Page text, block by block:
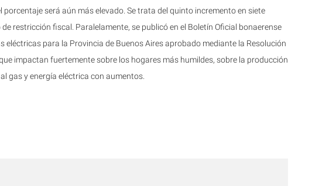
porcentaje será aún más elevado. Se trata del quinto incremento en siete
restricción fiscal. Paralelamente, se publicó en el Boletín Oficial bonaerense
eléctricas para la Provincia de Buenos Aires aprobado mediante la Resolución
impactan fuertemente sobre los hogares más humildes, sobre la producción
gas y energía eléctrica con aumentos.